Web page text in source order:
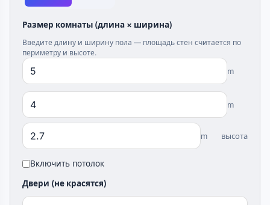
Размер комнаты (длина × ширина)
Введите длину и ширину пола — площадь стен считается по
периметру и высоте.
m
m
m высота
Включить потолок
Двери (не красятся)